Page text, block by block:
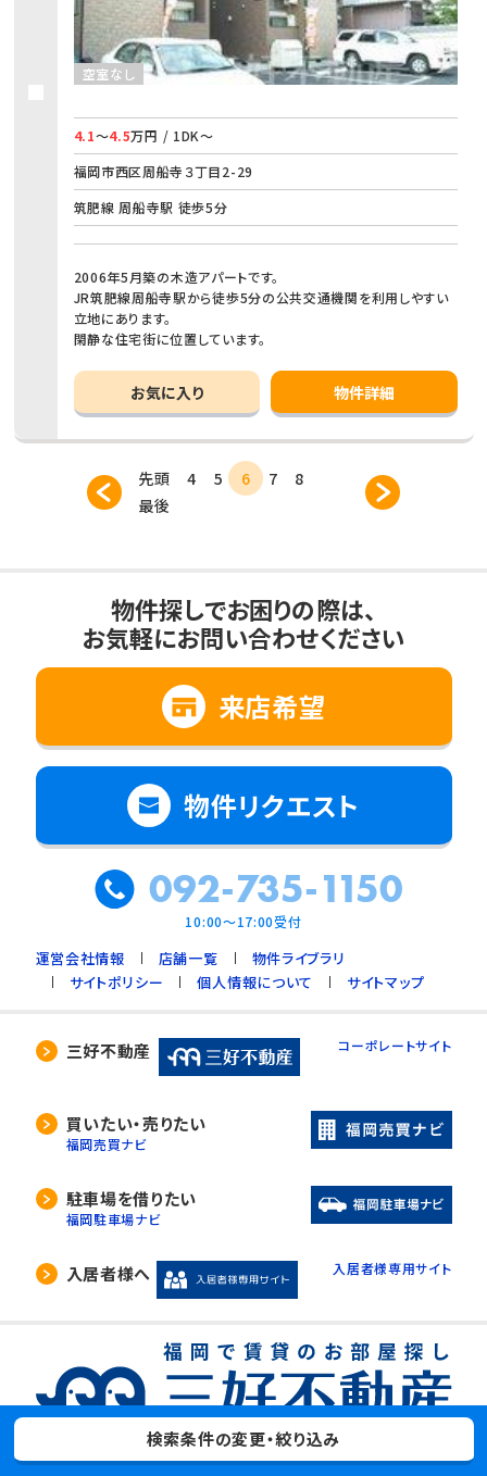
空室なし
4.1～4.5万円 / 1DK～
福岡市西区周船寺３丁目2-29
筑肥線 周船寺駅 徒歩5分
2006年5月築の木造アパートです。
JR筑肥線周船寺駅から徒歩5分の公共交通機関を利用しやすい
立地にあります。
閑静な住宅街に位置しています。
お気に入り 物件詳細
先頭 4 5 6 7
8
最後
検索条件の変更・絞り込み
宅地建物取引業免許 登録番号 国土交通大臣（4）第7912号
物件探しでお困りの際は、
お気軽にお問い合わせください
来店希望
物件リクエスト
092-735-1150
10:00～17:00受付
運営会社情報 店舗一覧
物件ライブラリ
サイトポリシー
個人情報について サイトマップ
三好不動産 コーポレートサイト
買いたい・売りたい
福岡売買ナビ
駐車場を借りたい
福岡駐車場ナビ
入居者様へ 入居者様専用サイト